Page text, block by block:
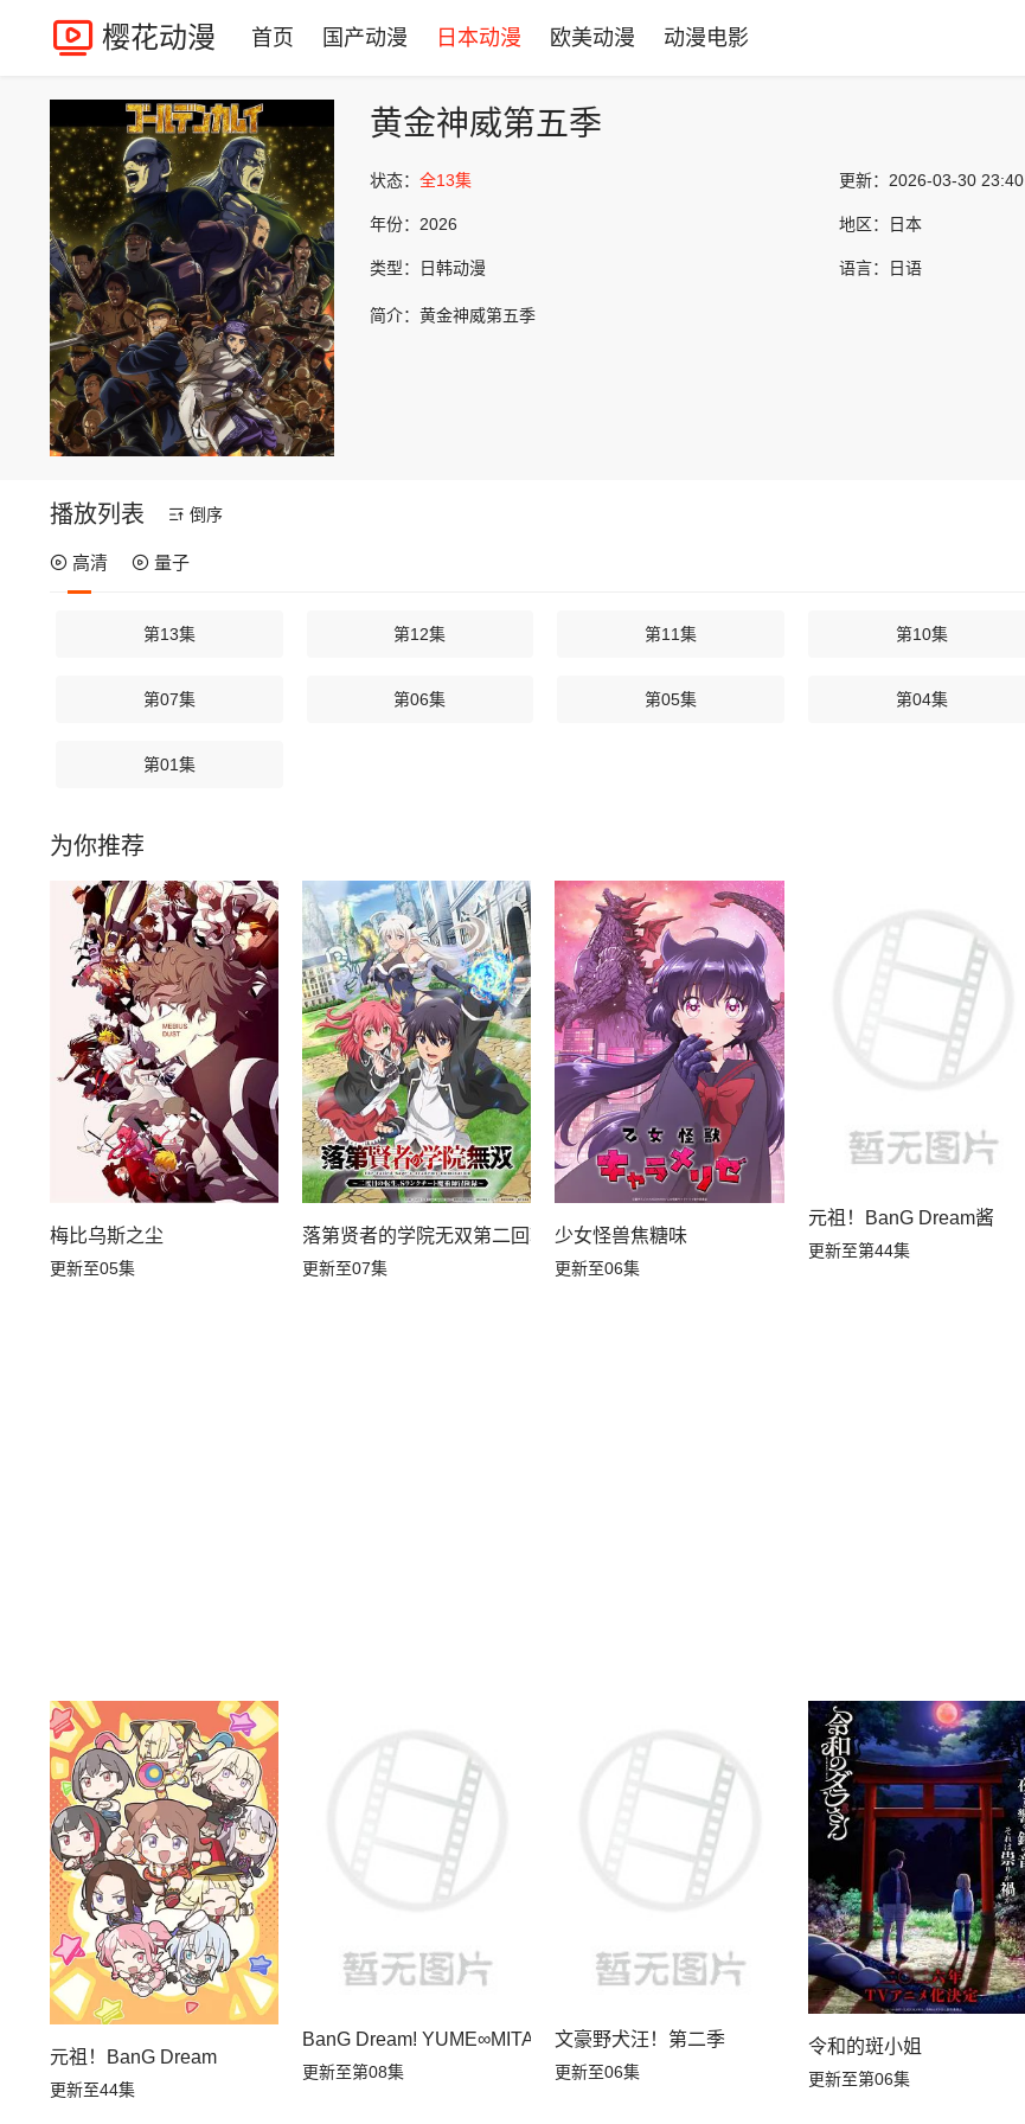
樱花动漫 首页 国产动漫 日本动漫 欧美动漫 动漫电影
黄金神威第五季
状态： 全13集 更新： 2026-03-30 23:40
年份： 2026 地区： 日本
类型： 日韩动漫 语言： 日语
简介： 黄金神威第五季
播放列表 倒序
高清 量子
第13集 第12集 第11集 第10集
第07集 第06集 第05集 第04集
第01集
为你推荐
梅比乌斯之尘
更新至05集
落第贤者的学院无双第二回转生，S等级作弊魔术师冒险记
更新至07集
少女怪兽焦糖味
更新至06集
元祖！BanG Dream酱
更新至第44集
元祖！BanG Dream
更新至44集
BanG Dream! YUME∞MITA
更新至第08集
文豪野犬汪！第二季
更新至06集
令和的斑小姐
更新至第06集